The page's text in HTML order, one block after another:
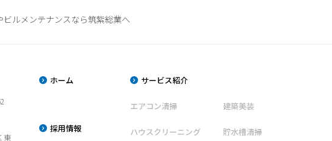
ルメンテナンスなら筑紫総業へ
東
ホーム
採用情報
サービス紹介
エアコン清掃
ハウスクリーニング
建築美装
貯水槽清掃